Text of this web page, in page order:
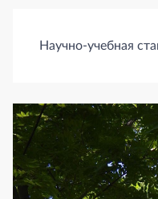
Научно-учебная